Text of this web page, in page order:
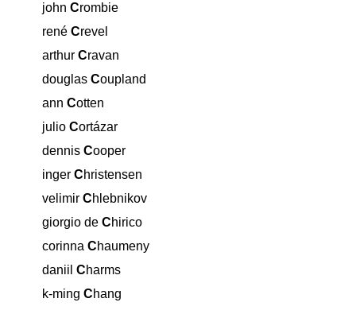
john Crombie
rené Crevel
arthur Cravan
douglas Coupland
ann Cotten
julio Cortázar
dennis Cooper
inger Christensen
velimir Chlebnikov
giorgio de Chirico
corinna Chaumeny
daniil Charms
k-ming Chang